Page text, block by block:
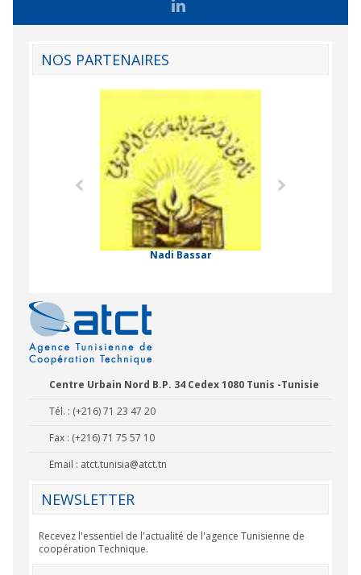
NOS PARTENAIRES
Nadi Bassar
Centre Urbain Nord B.P. 34 Cedex 1080 Tunis -Tunisie
Tél. : (+216) 71 23 47 20
Fax : (+216) 71 75 57 10
Email : atct.tunisia@atct.tn
NEWSLETTER
Recevez l'essentiel de l'actualité de l'agence Tunisienne de
coopération Technique.